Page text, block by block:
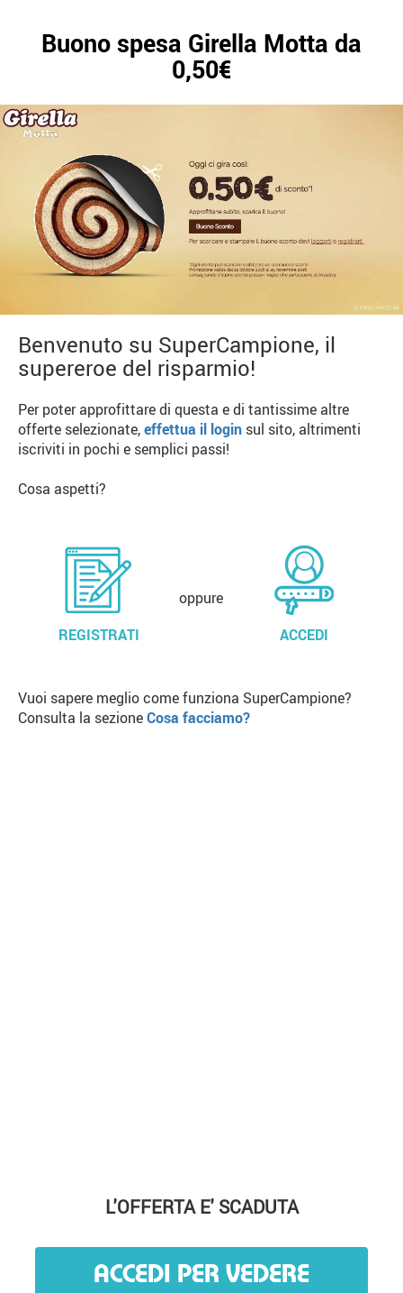
Buono spesa Girella Motta da
0,50€
Benvenuto su SuperCampione, il
supereroe del risparmio!
Per poter approfittare di questa e di tantissime altre
offerte selezionate,effettua il login sul sito, altrimenti
iscriviti in pochi e semplici passi!
Cosa aspetti?
REGISTRATI
oppure
ACCEDI
Vuoi sapere meglio come funziona SuperCampione?
Consulta la sezioneCosa facciamo?
L'OFFERTA E' SCADUTA
ACCEDI PER VEDERE